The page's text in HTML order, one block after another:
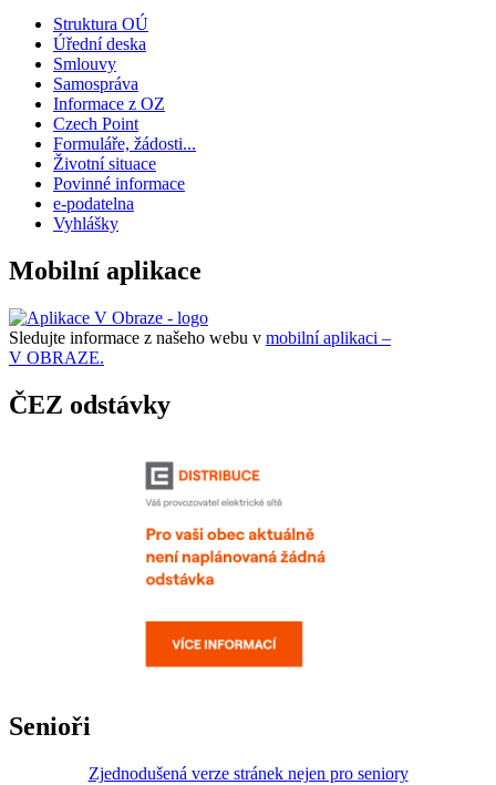
Struktura OÚ
Úřední deska
Smlouvy
Samospráva
Informace z OZ
Czech Point
Formuláře, žádosti...
Životní situace
Povinné informace
e-podatelna
Vyhlášky
Mobilní aplikace
Sledujte informace z našeho webu v mobilní aplikaci –
V OBRAZE.
ČEZ odstávky
Senioři
Zjednodušená verze stránek nejen pro seniory